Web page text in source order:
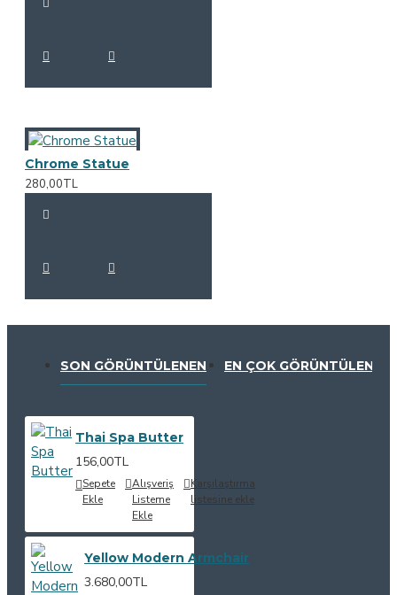
Chrome Statue
280,00TL
SON GÖRÜNTÜLENEN EN ÇOK GÖRÜNTÜLENEN
Thai Spa Butter
156,00TL
Sepete
Ekle
Alışveriş
Listeme
Ekle
Karşılaştırma
listesine ekle
Yellow Modern Armchair
3.680,00TL